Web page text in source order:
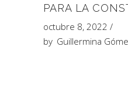
PARA LA
octubre 8, 2022
by Guillermina